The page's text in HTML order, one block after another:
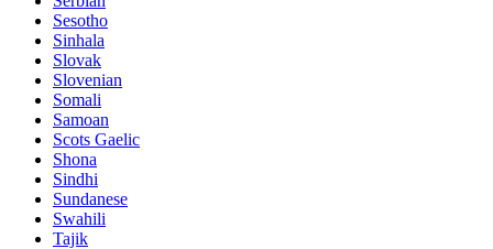
Sesotho
Sinhala
Slovak
Slovenian
Somali
Samoan
Scots Gaelic
Shona
Sindhi
Sundanese
Swahili
Tajik